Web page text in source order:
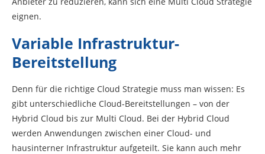
eignen.
Variable Infrastruktur-
Bereitstellung
Denn für die richtige Cloud Strategie muss man wissen: Es
gibt unterschiedliche Cloud-Bereitstellungen – von der
Hybrid Cloud bis zur Multi Cloud. Bei der Hybrid Cloud
werden Anwendungen zwischen einer Cloud- und
hausinterner Infrastruktur aufgeteilt. Sie kann auch mehr